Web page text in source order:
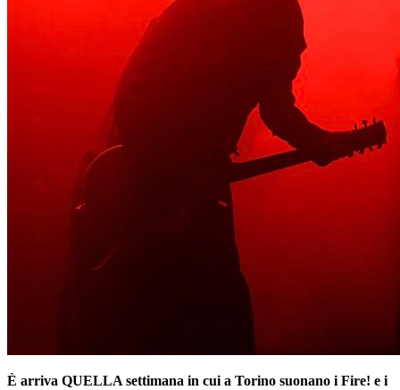
È arriva QUELLA settimana in cui a Torino suonano i Fire! e i